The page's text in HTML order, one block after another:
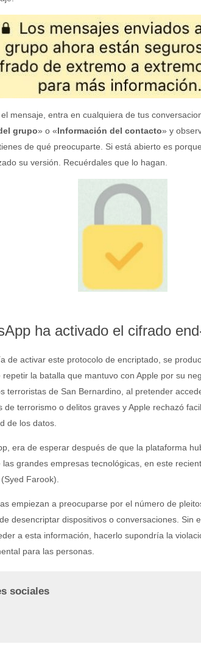
mensaje, entra en cualquiera de tus
grupo» o «Información del contacto» y
de qué preocuparte. Si está abierto es
su versión. Recuérdales que lo hagan.
ha activado el cifrado
de activar este protocolo de encriptado, se
la batalla que mantuvo con Apple por su
terroristas de San Bernardino, al pretender
de terrorismo o delitos graves y Apple rechazó
de los datos.
era de esperar después de que la plataforma
grandes empresas tecnológicas, en este
Farook).
empiezan a preocuparse por el número de
desencriptar dispositivos o conversaciones. Sin
a esta información, hacerlo supondría la
para las personas.
sociales